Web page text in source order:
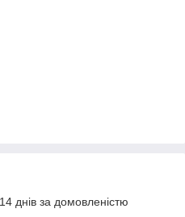
днів за домовленістю